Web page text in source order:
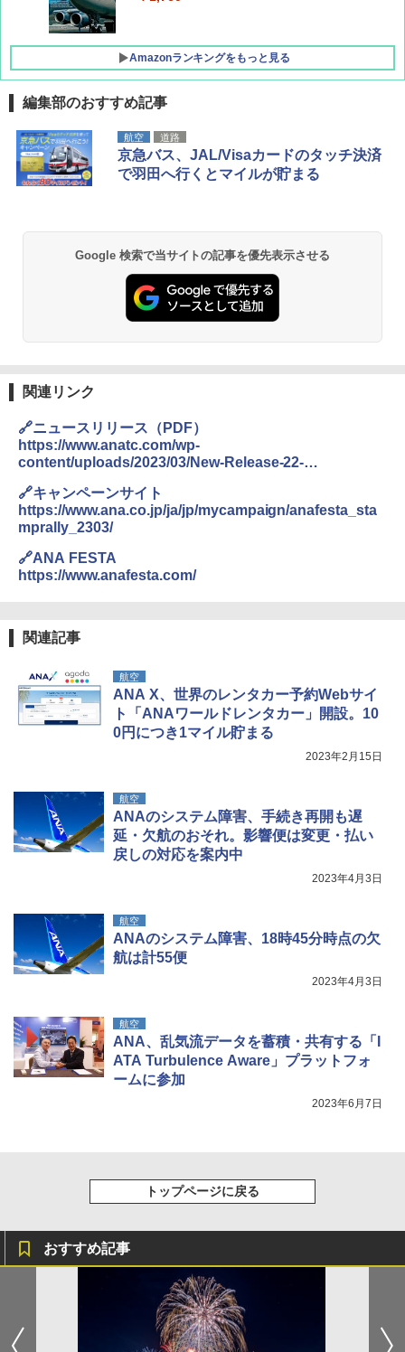
Amazonランキングをもっと見る
D40 地球の歩き方 チェンマイ タイ北部の魅
力的な町 2026～2027 地球の歩き方D アジア
￥2,079
地球の歩き方 スター・ウォーズ
￥2,695
球の歩き方A ヨーロッパ
￥2,479
[キャンパーズコレクション 山善] ポップアッ
プテント 傘みたいに広げて畳める パッとサ
ッとサンシェード キューブ フルクローズ メ
ッシュ 簡単設置 ワンタッチテント キャンプ
PYKES PEAK (パイクスピーク) 着替えテン
ト プライバシー テント 【中が透けない】 1
人用 折りたたみ 防災グッズ 災害用トイレ ビ
ーチ ピクニック ポップアップテント 携帯 簡
易 トイレテント (ブラック)
ENDLESS BASE 《めざましテレビで紹介》
テント ワンタッチ RENEW 幅200 2-3人用 43
500002(88859)
￥5,999
ーティング フルクローズ メッシュ 3-4人用
[キャンパーズコレクション 山善] 傘みたいに
広げるだけ パッとサッとテント キューブワ
イド ブラックコーティング フルクローズ メ
ッシュ 4人用 簡単設置 ポップアップテント P
GRANDOOR ステンレス保冷剤 2個セット 2
026リニューアル 急速冷凍 空間倍増 衛生的
コンパクト 保冷力長持ち
BUNDOK(バンドック)ソロ ドーム 1 EX BDK
-08EX カーキ ソロキャンプ ポリエステル フ
レーム ドーム型 テント
￥14,800
￥6,459
熊撃退スプレー 熊よけスプレー 熊スプレー
【日本企業販売】超強力クマ対策スプレー 30
関の購入実績 登山・キャンプ・アウトドア・
着替えテント トイレテント 透けない【換気
通気窓付き】収納袋付き UVカット 防水 防災
コンパクト iimono117 (ブルー)
編集部のおすすめ記事
航空 道路
京急バス、JAL/Visaカードのタッチ決済
で羽田へ行くとマイルが貯まる
Google 検索で当サイトの記事を優先表示させる
関連リンク
🔗ニュースリリース（PDF）
https://www.anatc.com/wp-
content/uploads/2023/03/New-Release-22-
🔗キャンペーンサイト
https://www.ana.co.jp/ja/jp/mycampaign/anafesta_sta
mprally_2303/
🔗ANA FESTA
https://www.anafesta.com/
関連記事
航空
ANA X、世界のレンタカー予約Webサイ
ト「ANAワールドレンタカー」開設。10
0円につき1マイル貯まる
2023年2月15日
航空
ANAのシステム障害、手続き再開も遅
延・欠航のおそれ。影響便は変更・払い
戻しの対応を案内中
2023年4月3日
航空
ANAのシステム障害、18時45分時点の欠
航は計55便
2023年4月3日
航空
ANA、乱気流データを蓄積・共有する「I
ATA Turbulence Aware」プラットフォ
ームに参加
2023年6月7日
トップページに戻る
おすすめ記事